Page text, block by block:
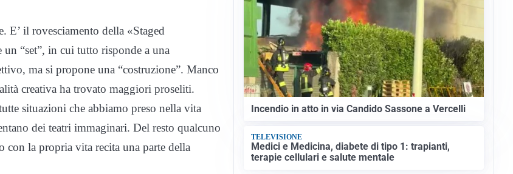
E’ il rovesciamento della «Staged
“set”, in cui tutto risponde a una
ma si propone una “costruzione”. Manco
creativa ha trovato maggiori proseliti.
situazioni che abbiamo preso nella vita
dei teatri immaginari. Del resto qualcuno
con la propria vita recita una parte della
Incendio in atto in via Candido Sassone a Vercelli
TELEVISIONE
Medici e Medicina, diabete di tipo 1: trapianti,
terapie cellulari e salute mentale